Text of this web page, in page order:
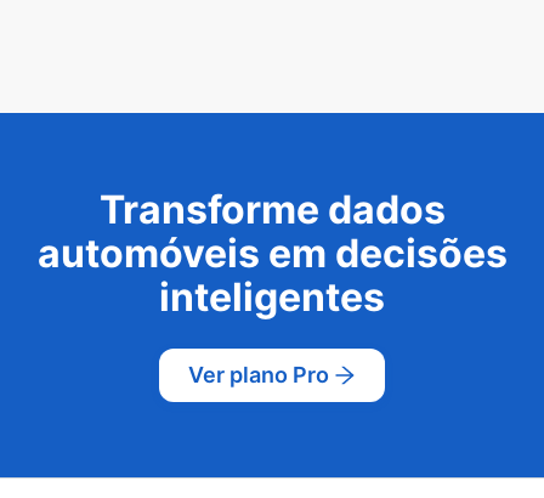
Transforme dados
automóveis em decisões
inteligentes
Ver plano Pro